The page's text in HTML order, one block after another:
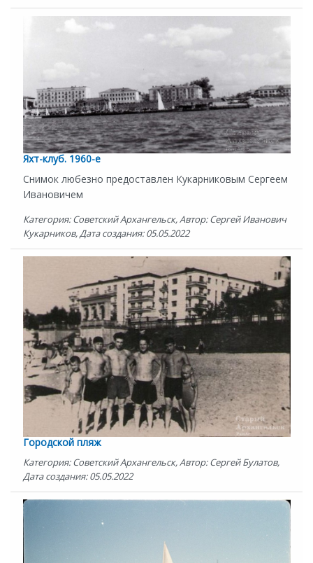
Яхт-клуб. 1960-е
Снимок любезно предоставлен Кукарниковым Сергеем
Ивановичем
Категория: Советский Архангельск, Автор: Сергей Иванович
Кукарников, Дата создания: 05.05.2022
Городской пляж
Категория: Советский Архангельск, Автор: Сергей Булатов,
Дата создания: 05.05.2022